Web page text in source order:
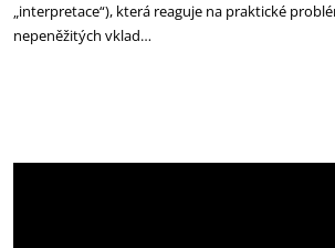
„interpretace“), která reaguje na praktické
nepeněžitých vklad…